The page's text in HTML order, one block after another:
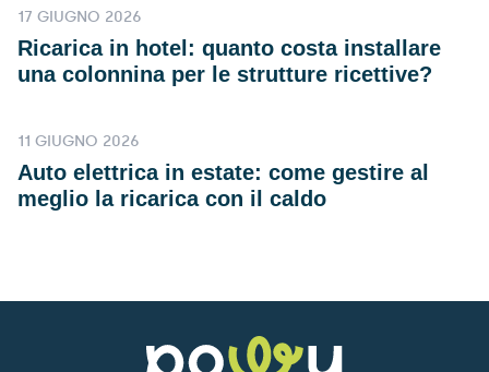
17 GIUGNO 2026
Ricarica in hotel: quanto costa installare
una colonnina per le strutture ricettive?
11 GIUGNO 2026
Auto elettrica in estate: come gestire al
meglio la ricarica con il caldo